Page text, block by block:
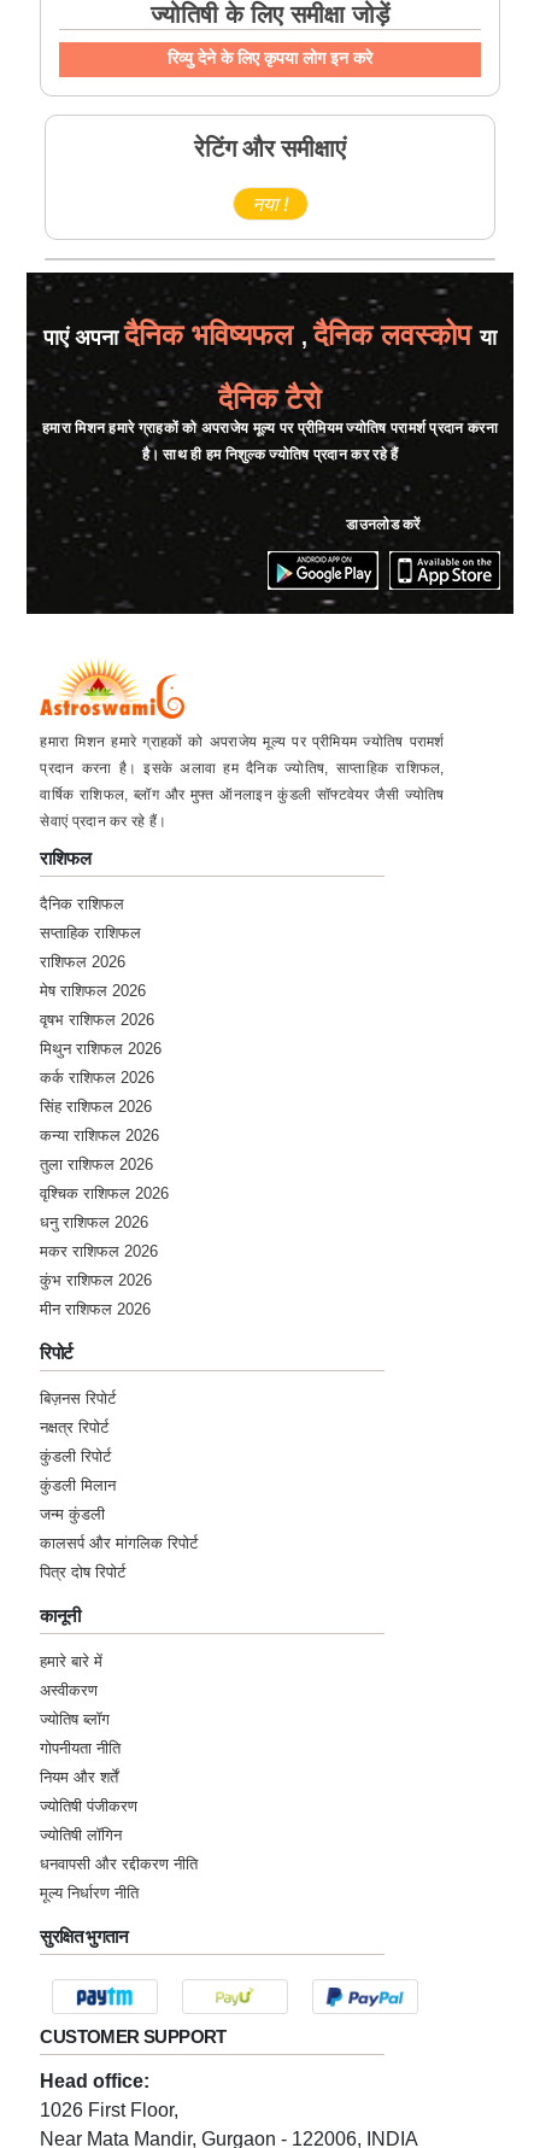
ज्योतिषी के लिए समीक्षा जोड़ें
रिव्यु देने के लिए कृपया लोग इन करे
रेटिंग और समीक्षाएं
नया !
पाएं अपनादैनिक भविष्यफल , दैनिक लवस्कोपया
दैनिक टैरो
हमारा मिशन हमारे ग्राहकों को अपराजेय मूल्य पर प्रीमियम ज्योतिष परामर्श प्रदान करना
है। साथ ही हम निशुल्क ज्योतिष प्रदान कर रहे हैं
डाउनलोड करें
हमारा मिशन हमारे ग्राहकों को अपराजेय मूल्य पर प्रीमियम ज्योतिष परामर्श
प्रदान करना है। इसके अलावा हम दैनिक ज्योतिष, साप्ताहिक राशिफल,
वार्षिक राशिफल, ब्लॉग और मुफ्त ऑनलाइन कुंडली सॉफ्टवेयर जैसी ज्योतिष
सेवाएं प्रदान कर रहे हैं।
राशिफल
दैनिक राशिफल
सप्ताहिक राशिफल
राशिफल 2026
मेष राशिफल 2026
वृषभ राशिफल 2026
मिथुन राशिफल 2026
कर्क राशिफल 2026
सिंह राशिफल 2026
कन्या राशिफल 2026
तुला राशिफल 2026
वृश्चिक राशिफल 2026
धनु राशिफल 2026
मकर राशिफल 2026
कुंभ राशिफल 2026
मीन राशिफल 2026
रिपोर्ट
बिज़नस रिपोर्ट
नक्षत्र रिपोर्ट
कुंडली रिपोर्ट
कुंडली मिलान
जन्म कुंडली
कालसर्प और मांगलिक रिपोर्ट
पित्र दोष रिपोर्ट
कानूनी
हमारे बारे में
अस्वीकरण
ज्योतिष ब्लॉग
गोपनीयता नीति
नियम और शर्तें
ज्योतिषी पंजीकरण
ज्योतिषी लॉगिन
धनवापसी और रद्दीकरण नीति
मूल्य निर्धारण नीति
सुरक्षित भुगतान
CUSTOMER SUPPORT
Head office:
1026 First Floor,
Near Mata Mandir, Gurgaon - 122006, INDIA